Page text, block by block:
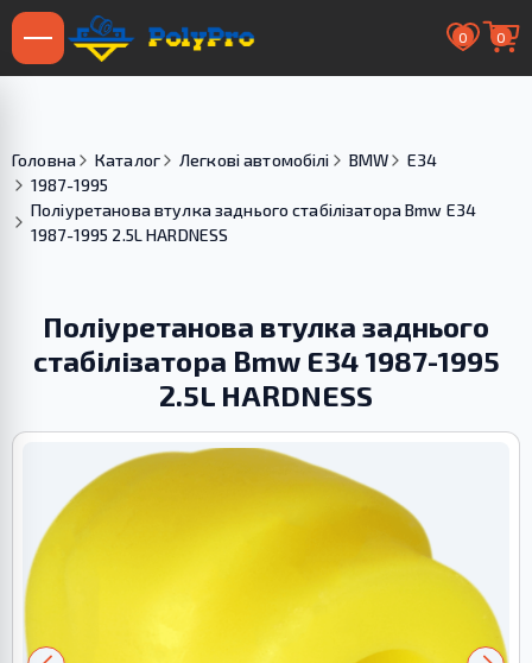
0 0
Головна Каталог Легкові автомобілі BMW
E34
1987-1995
Поліуретанова втулка заднього стабілізатора Bmw E34
1987-1995 2.5L HARDNESS
Поліуретанова втулка заднього
стабілізатора Bmw E34 1987-1995
2.5L HARDNESS